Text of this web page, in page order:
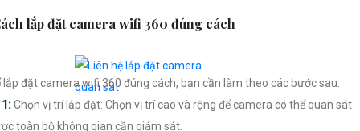
lắp đặt camera wifi 360 đúng cách
lắp đặt camera wifi 360 đúng cách, bạn cần làm theo các bước sau:
1:Chọn vị trí lắp đặt: Chọn vị trí cao và rộng để camera có thể quan sát
toàn bộ không gian cần giám sát.